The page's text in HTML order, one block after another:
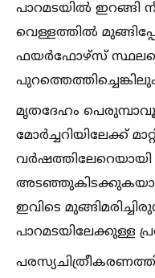
പാറമടയില്‍ ഇറങ്ങി
വെള്ളത്തില്‍
ഫയര്‍ഫോഴ്‌സ്
മൃതദേഹം
മോര്‍ച്ചറിയിലേക്ക്
വര്‍ഷത്തിലേറെയായി
ഇവിടെ
പാറമടയിലേക്കുള്ള